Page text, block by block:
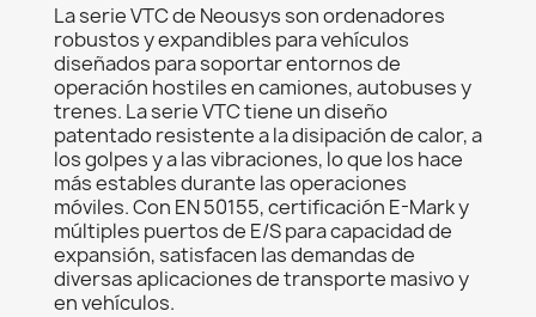
La serie VTC de Neousys son ordenadores
robustos y expandibles para vehículos
diseñados para soportar entornos de
operación hostiles en camiones, autobuses y
trenes. La serie VTC tiene un diseño
patentado resistente a la disipación de calor, a
los golpes y a las vibraciones, lo que los hace
más estables durante las operaciones
móviles. Con EN 50155, certificación E-Mark y
múltiples puertos de E/S para capacidad de
expansión, satisfacen las demandas de
diversas aplicaciones de transporte masivo y
en vehículos.